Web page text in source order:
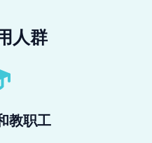
人群
教职工